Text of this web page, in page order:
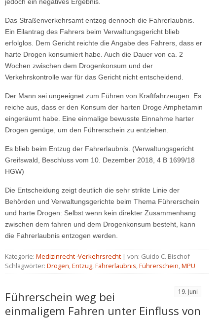
Das Straßenverkehrsamt entzog dennoch die Fahrerlaubnis.
Ein Eilantrag des Fahrers beim Verwaltungsgericht blieb
erfolglos. Dem Gericht reichte die Angabe des Fahrers, dass er
harte Drogen konsumiert habe. Auch die Dauer von ca. 2
Wochen zwischen dem Drogenkonsum und der
Verkehrskontrolle war für das Gericht nicht entscheidend.
Der Mann sei ungeeignet zum Führen von Kraftfahrzeugen. Es
reiche aus, dass er den Konsum der harten Droge Amphetamin
eingeräumt habe. Eine einmalige bewusste Einnahme harter
Drogen genüge, um den Führerschein zu entziehen.
Es blieb beim Entzug der Fahrerlaubnis. (Verwaltungsgericht
Greifswald, Beschluss vom 10. Dezember 2018, 4 B 1699/18
HGW)
Die Entscheidung zeigt deutlich die sehr strikte Linie der
Behörden und Verwaltungsgerichte beim Thema Führerschein
und harte Drogen: Selbst wenn kein direkter Zusammenhang
zwischen dem fahren und dem Drogenkonsum besteht, kann
die Fahrerlaubnis entzogen werden.
Kategorie: Medizinrecht ·Verkehrsrecht | von: Guido C. Bischof
Schlagwörter: Drogen,Entzug,Fahrerlaubnis,Führerschein,MPU
19. Juni
Führerschein weg bei
einmaligem Fahren unter Einfluss von